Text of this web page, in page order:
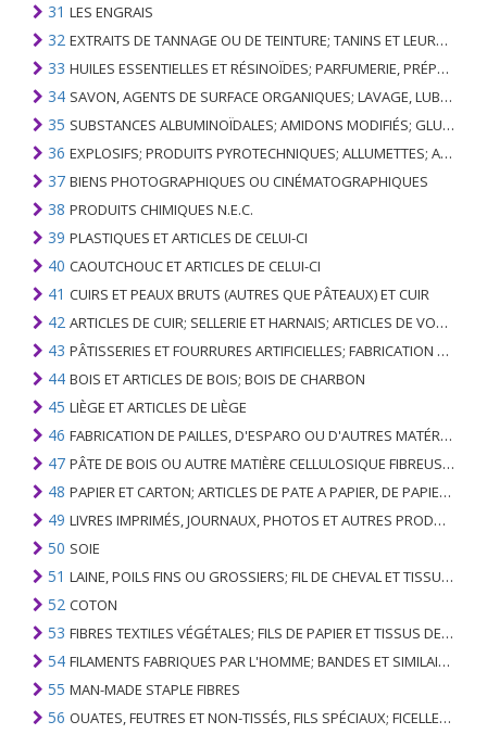
31 LES ENGRAIS
32 EXTRAITS DE TANNAGE OU DE TEINTURE; TANINS ET LEURS DERIVES; COLORANTS, PIGMENTS ET AUTRES MATIERES COLORANTES; PEINTURES, VERNIS; MASTIC, AUTRES MASTIQUES; ENCRES
33 HUILES ESSENTIELLES ET RÉSINOÏDES; PARFUMERIE, PRÉPARATIONS COSMÉTIQUES OU DE TOILETTE
34 SAVON, AGENTS DE SURFACE ORGANIQUES; LAVAGE, LUBRIFICATION, POLISSAGE OU PRÉPARATION À L'ÉPURATION; CIRES ARTIFICIELLES OU PRÉPARÉES, BOUGIES ET ARTICLES SIMILAIRES, PÂTES À MODÉLISER, CIRES DENTAIRES ET PRÉPARATIONS DENTAIRES À BASE DE PLÂTRE
35 SUBSTANCES ALBUMINOÏDALES; AMIDONS MODIFIÉS; GLUES; ENZYMES
36 EXPLOSIFS; PRODUITS PYROTECHNIQUES; ALLUMETTES; ALLIAGES PYROPHORIQUES; CERTAINES PRÉPARATIONS COMBUSTIBLES
37 BIENS PHOTOGRAPHIQUES OU CINÉMATOGRAPHIQUES
38 PRODUITS CHIMIQUES N.E.C.
39 PLASTIQUES ET ARTICLES DE CELUI-CI
40 CAOUTCHOUC ET ARTICLES DE CELUI-CI
41 CUIRS ET PEAUX BRUTS (AUTRES QUE PÂTEAUX) ET CUIR
42 ARTICLES DE CUIR; SELLERIE ET ​​HARNAIS; ARTICLES DE VOYAGE, SACS À MAIN ET RÉCIPIENTS ANALOGUES; ARTICLES DE GUT ANIMAL (AUTRE QUE GUT DE SOIE-VERT)
43 PÂTISSERIES ET FOURRURES ARTIFICIELLES; FABRICATION DE CELLES-CI
44 BOIS ET ARTICLES DE BOIS; BOIS DE CHARBON
45 LIÈGE ET ARTICLES DE LIÈGE
46 FABRICATION DE PAILLES, D'ESPARO OU D'AUTRES MATÉRIAUX DE COULÉE; BASKETWARE ET WICKERWORK
47 PÂTE DE BOIS OU AUTRE MATIÈRE CELLULOSIQUE FIBREUSE; PAPIER OU CARTON RÉCUPÉRÉ (DÉCHETS ET DÉCHETS)
48 PAPIER ET CARTON; ARTICLES DE PATE A PAPIER, DE PAPIER OU DE CARTON
49 LIVRES IMPRIMÉS, JOURNAUX, PHOTOS ET AUTRES PRODUITS DE L'INDUSTRIE DE L'IMPRIMERIE; MANUSCRITS, TYPESCRIPTS ET PLANS
50 SOIE
51 LAINE, POILS FINS OU GROSSIERS; FIL DE CHEVAL ET TISSU TISSÉ
52 COTON
53 FIBRES TEXTILES VÉGÉTALES; FILS DE PAPIER ET TISSUS DE FILS DE PAPIER
54 FILAMENTS FABRIQUES PAR L'HOMME; BANDES ET SIMILAIRES DE MATIERES TEXTILES SYNTHETIQUES
55 MAN-MADE STAPLE FIBRES
56 OUATES, FEUTRES ET NON-TISSÉS, FILS SPÉCIAUX; FICELLES, CORDES, CORDES, CÂBLES ET ARTICLES ASSOCIÉS